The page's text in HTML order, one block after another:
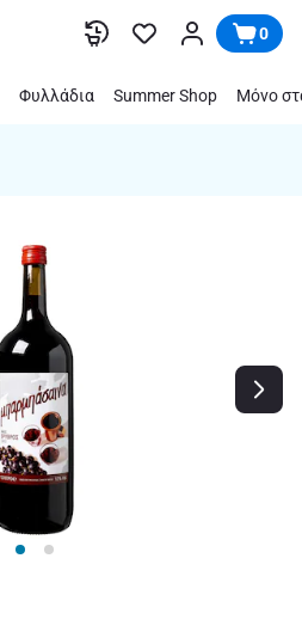
0
Φυλλάδια Summer Shop Μόνο